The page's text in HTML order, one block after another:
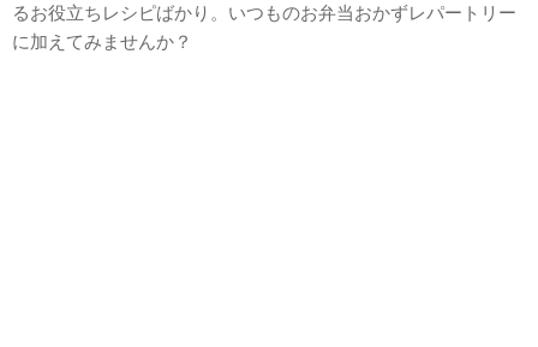
るお役立ちレシピばかり。いつものお弁当おかずレパートリー
に加えてみませんか？